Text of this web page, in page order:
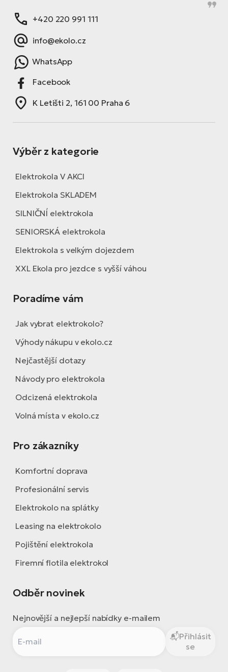
+420 220 991 111
info@ekolo.cz
WhatsApp
Facebook
K Letišti 2, 161 00 Praha 6
Výběr z kategorie
Elektrokola V AKCI
Elektrokola SKLADEM
SILNIČNÍ elektrokola
SENIORSKÁ elektrokola
Elektrokola s velkým dojezdem
XXL Ekola pro jezdce s vyšší váhou
Poradíme vám
Jak vybrat elektrokolo?
Výhody nákupu v ekolo.cz
Nejčastější dotazy
Návody pro elektrokola
Odcizená elektrokola
Volná místa v ekolo.cz
Pro zákazníky
Komfortní doprava
Profesionální servis
Elektrokolo na splátky
Leasing na elektrokolo
Pojištění elektrokola
Firemní flotila elektrokol
Odběr novinek
Nejnovější a nejlepší nabídky e-mailem
Přihlásit
se